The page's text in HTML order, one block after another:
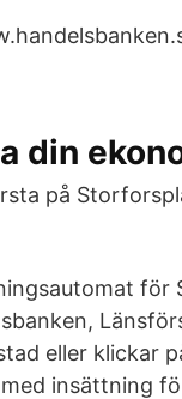
din
på
för
eller klickar
insättning